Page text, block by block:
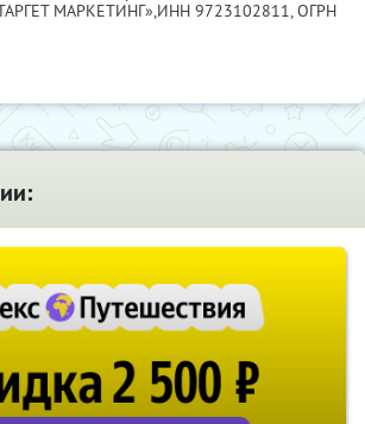
МАРКЕТИНГ»,ИНН 9723102811, ОГРН